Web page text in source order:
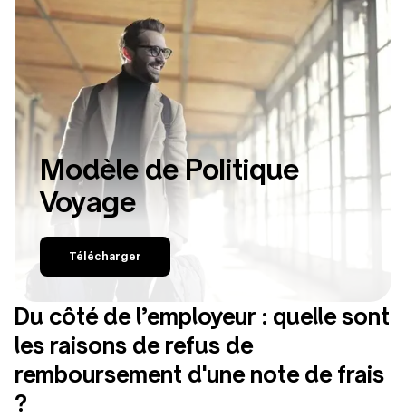
Modèle de Politique
Voyage
Télécharger
Du côté de l’employeur : quelle sont
les raisons de refus de
remboursement d'une note de frais
?